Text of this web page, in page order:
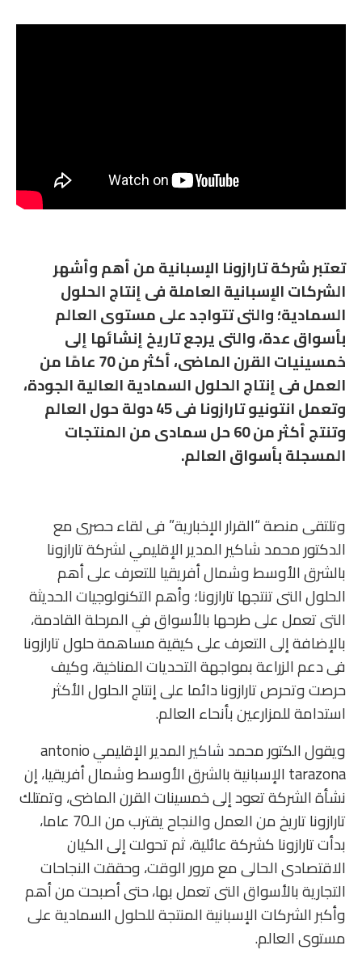
تعتبر شركة تارازونا الإسبانية من أهم وأشهر
الشركات الإسبانية العاملة فى إنتاج الحلول
السمادية؛ والتى تتواجد على مستوى العالم
بأسواق عدة، والتى يرجع تاريخ إنشائها إلى
خمسينيات القرن الماضى، أكثر من 70 عامًا من
العمل فى إنتاج الحلول السمادية العالية الجودة،
وتعمل انتونيو تارازونا فى 45 دولة حول العالم
وتنتج أكثر من 60 حل سمادى من المنتجات
المسجلة بأسواق العالم.
وتلتقى منصة “القرار الإخبارية” فى لقاء حصرى مع
الدكتور محمد شاكير المدير الإقليمي لشركة تارازونا
بالشرق الأوسط وشمال أفريقيا للتعرف على أهم
الحلول التى تنتجها تارازونا؛ وأهم التكنولوجيات الحديثة
التى تعمل على طرحها بالأسواق في المرحلة القادمة،
بالإضافة إلى التعرف على كيقية مساهمة حلول تارازونا
فى دعم الزراعة بمواجهة التحديات المناخية، وكيف
حرصت وتحرص تارازونا دائما على إنتاج الحلول الأكثر
استدامة للمزارعين بأنحاء العالم.
ويقول الكتور محمدشاكير
المدير الإقليمي antonio
tarazona الإسبانية بالشرق الأوسط وشمال أفريقيا، إن
نشأة الشركة تعود إلى خمسينات القرن الماضى، وتمتلك
تارازونا تاريخ من العمل والنجاح يقترب من الـ70 عاما،
بدأت تارازونا كشركة عائلية، ثم تحولت إلى الكيان
الاقتصادى الحالى مع مرور الوقت، وحققت النجاحات
التجارية بالأسواق التى تعمل بها، حتى أصبحت من أهم
وأكبر الشركات الإسبانية المنتجة للحلول السمادية على
مستوى العالم.